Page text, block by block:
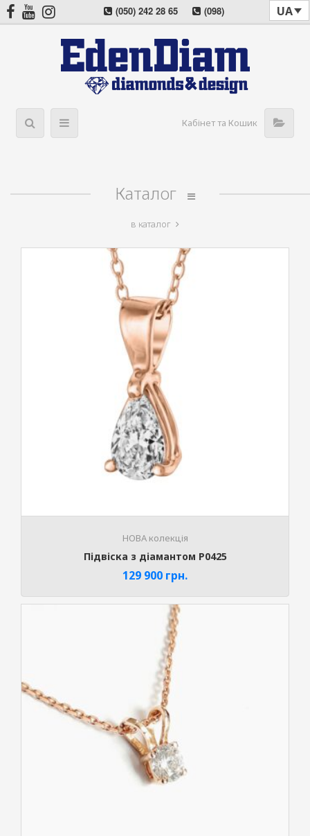
(050) 242 28 65
(098)
022 08 57
(044) 405 03 11
UA
Кабінет та Кошик
Каталог
в каталог
НОВА колекція
Підвіска з діамантом P0425
129 900 грн.